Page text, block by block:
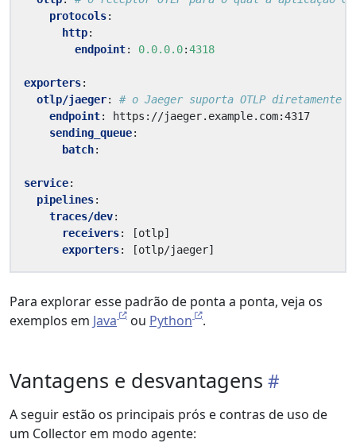
protocols:
http:
endpoint: 0.0.0.0:4318
exporters:
otlp/jaeger:
# o Jaeger suporta OTLP diretamente
endpoint:
https://jaeger.example.com:4317
sending_queue:
batch:
service:
pipelines:
traces/dev:
receivers: [otlp]
exporters: [otlp/jaeger]
Para explorar esse padrão de ponta a ponta, veja os
exemplos em Java ou Python .
Vantagens e desvantagens
A seguir estão os principais prós e contras de uso de
um Collector em modo agente: